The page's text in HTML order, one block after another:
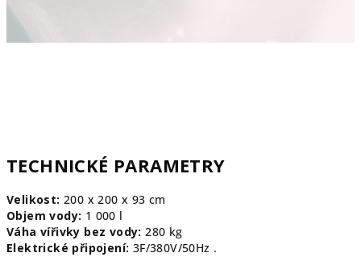
TECHNICKÉ PARAMETRY
Velikost: 200 x 200 x 93 cm
Objem vody: 1 000 l
Váha vířivky bez vody: 280 kg
Elektrické připojení: 3F/380V/50Hz .